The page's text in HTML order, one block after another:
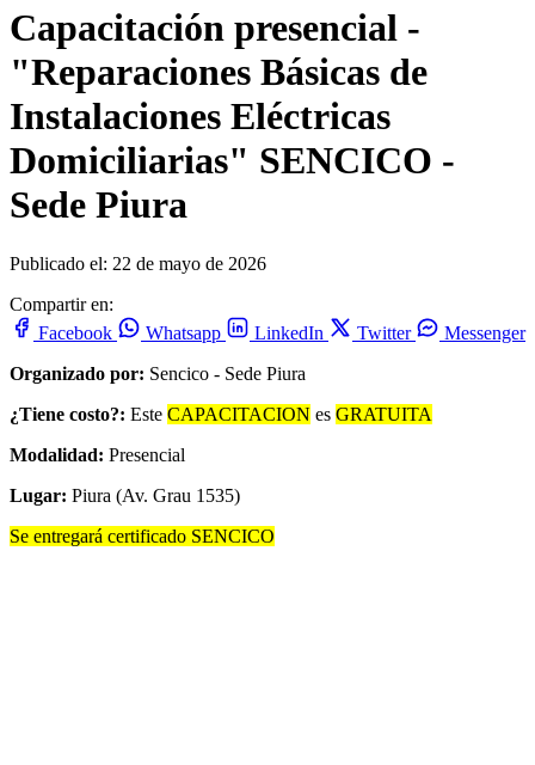
Capacitación presencial -
"Reparaciones Básicas de
Instalaciones Eléctricas
Domiciliarias" SENCICO -
Sede Piura
Publicado el: 22 de mayo de 2026
Compartir en:
Facebook
Whatsapp LinkedIn Twitter
Messenger
Organizado por: Sencico - Sede Piura
¿Tiene costo?: Este CAPACITACION es GRATUITA
Modalidad: Presencial
Lugar: Piura (Av. Grau 1535)
Se entregará certificado SENCICO